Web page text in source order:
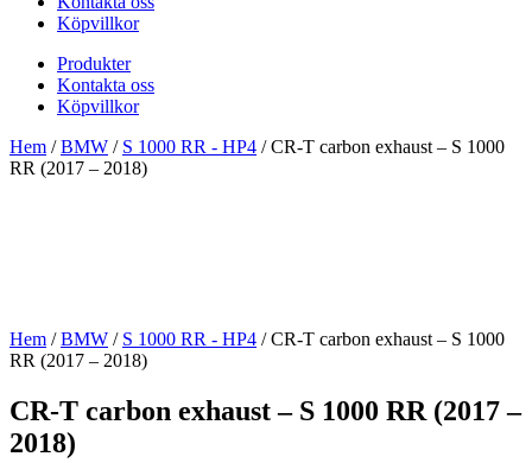
Köpvillkor
Produkter
Kontakta oss
Köpvillkor
Hem /BMW / S 1000 RR - HP4 / CR-T carbon exhaust – S 1000
RR (2017 – 2018)
Hem /BMW / S 1000 RR - HP4 / CR-T carbon exhaust – S 1000
RR (2017 – 2018)
CR-T carbon exhaust – S 1000 RR (2017 –
2018)